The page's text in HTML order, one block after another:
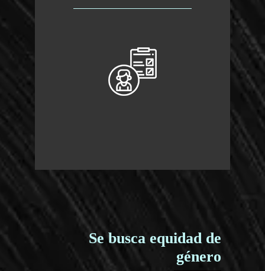
Se busca equidad de
género